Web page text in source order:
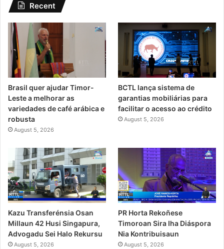
Recent
Brasil quer ajudar Timor-
Leste a melhorar as
variedades de café arábica e
robusta
August 5, 2026
BCTL lança sistema de
garantias mobiliárias para
facilitar o acesso ao crédito
August 5, 2026
Kazu Transferénsia Osan
Millaun 42 Husi Singapura,
Advogadu Sei Halo Rekursu
August 5, 2026
PR Horta Rekoñese
Timoroan Sira Iha Diáspora
Nia Kontribuisaun
August 5, 2026